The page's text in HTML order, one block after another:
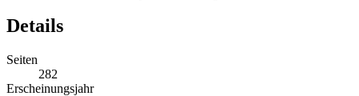
Details
Seiten
282
Erscheinungsjahr